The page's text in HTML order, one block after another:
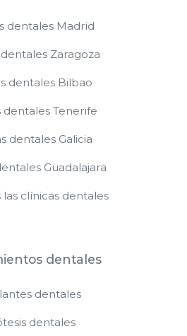
dentales Madrid
Zaragoza
dentales Bilbao
dentales Tenerife
dentales Galicia
Guadalajara
clínicas dentales
dentales
dentales
dentales